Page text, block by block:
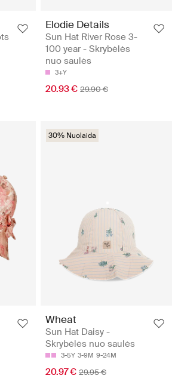
Elodie Details
Sun Hat River Rose 3-
100 year - Skrybėlės
nuo saulės
3+Y
20.93 € 29.90 €
30% Nuolaida
Wheat
Sun Hat Daisy -
Skrybėlės nuo saulės
3-5Y 3-9M 9-24M
20.97 € 29.95 €